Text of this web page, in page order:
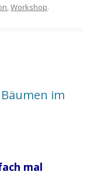
,Workshop.
im
mal